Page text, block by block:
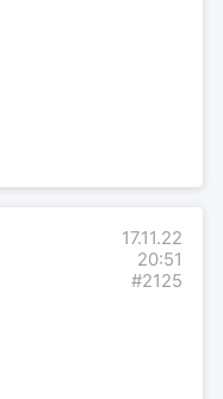
17.11.22
20:51
#2125